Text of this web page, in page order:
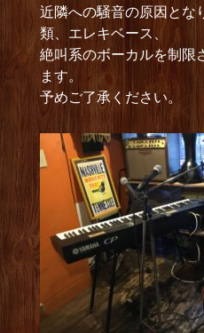
近隣への騒音の原因とな
類、エレキベース、
絶叫系のボーカルを制限
ます。
予めご了承ください。